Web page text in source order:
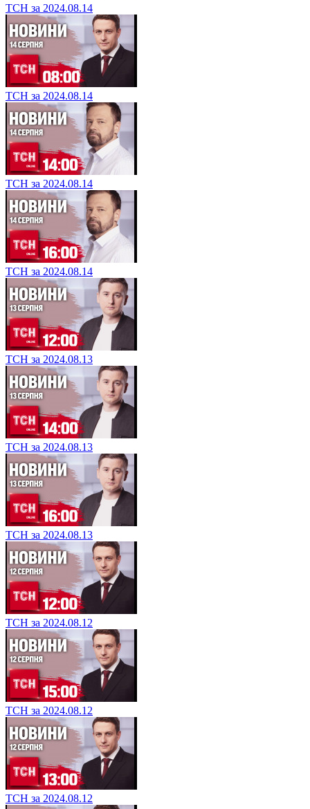
ТСН за 2024.08.14
ТСН за 2024.08.14
ТСН за 2024.08.14
ТСН за 2024.08.14
ТСН за 2024.08.13
ТСН за 2024.08.13
ТСН за 2024.08.13
ТСН за 2024.08.12
ТСН за 2024.08.12
ТСН за 2024.08.12